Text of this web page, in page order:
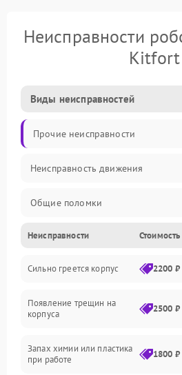
Неисправности
Kitfort
Виды неисправностей
Прочие неисправности
Неисправность движения
Общие поломки
Неисправность датчиков
Неисправность программного
Проблемы с сигналом
Неисправности Стоимость
Сильно греется корпус 2200 ₽
Появление трещин на
корпуса
2500 ₽
Запах химии или пластика
при работе
1800 ₽